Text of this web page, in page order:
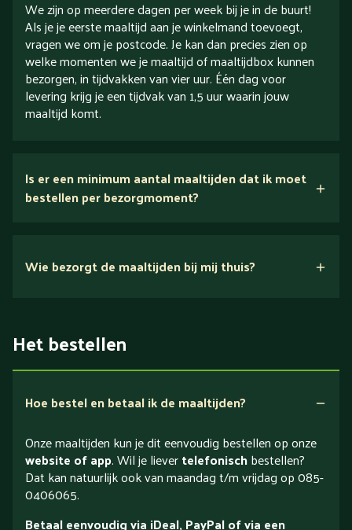
We zijn op meerdere dagen per week bij je in de buurt!
Als je je eerste maaltijd aan je winkelmand toevoegt,
vragen we om je postcode. Je kan dan precies zien op
welke momenten we je maaltijd of maaltijdbox kunnen
bezorgen, in tijdvakken van vier uur. Één dag voor
levering krijg je een tijdvak van 1,5 uur waarin jouw
maaltijd komt.
Is er een minimum aantal maaltijden dat ik moet
bestellen per bezorgmoment?
Wie bezorgt de maaltijden bij mij thuis?
Het bestellen
Hoe bestel en betaal ik de maaltijden?
Onze maaltijden kun je dit eenvoudig bestellen op onze
website of app. Wil je lievertelefonischbestellen?
Dat kan natuurlijk ook van maandag t/m vrijdag op 085-
0406065.
Betaal eenvoudig via iDeal, PayPal of via een